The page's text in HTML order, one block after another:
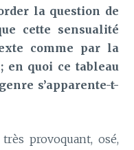
la question de
cette sensualité
comme par la
en quoi ce tableau
s’apparente-t-
provoquant, osé,